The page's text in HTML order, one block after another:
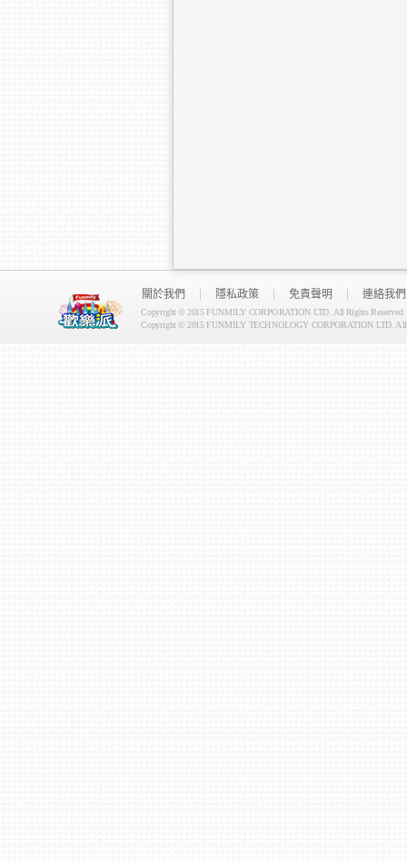
關於我們 隱私政策 免責聲明 連絡我們
Copyright © 2015 FUNMILY CORPORATION LTD. All Rights Reserved.
Copyright © 2015 FUNMILY TECHNOLOGY CORPORATION LTD. All